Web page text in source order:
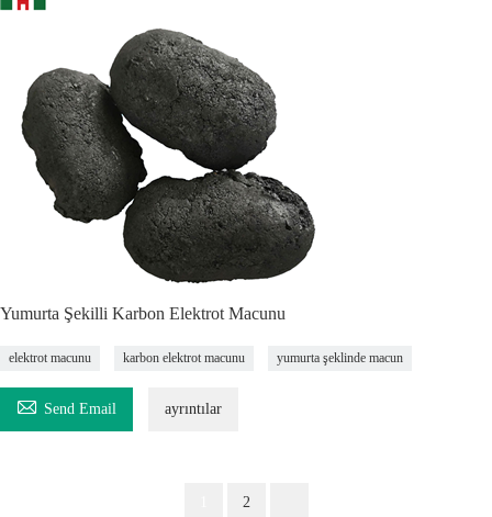
Yumurta Şekilli Karbon Elektrot Macunu
elektrot macunu karbon elektrot macunu yumurta şeklinde macun
 Send Email ayrıntılar
2